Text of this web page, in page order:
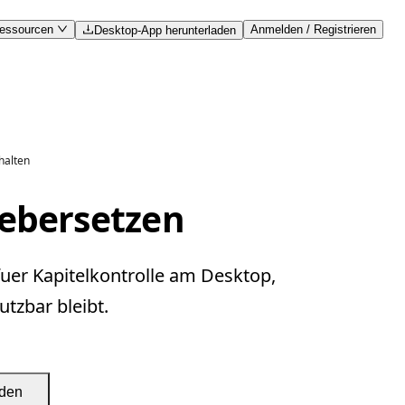
Desktop-App herunterladen Anmelden / Registrieren
Kapitelkontrolle am Desktop,
bleibt.